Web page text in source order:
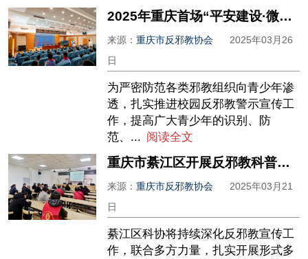
2025年重庆首场“平安建设·微宣讲”在巫溪县举行
来源：重庆市反邪教协会
2025年03月26
日
为严密防范各类邪教组织向青少年渗
透，扎实推进校园反邪教警示宣传工
作，提高广大青少年的识别、防
范、... 阅读全文
重庆市綦江区开展反邪教科普讲座
来源：重庆市反邪教协会
2025年03月21
日
綦江区科协将持续深化反邪教宣传工
作，联合多方力量，扎实开展形式多